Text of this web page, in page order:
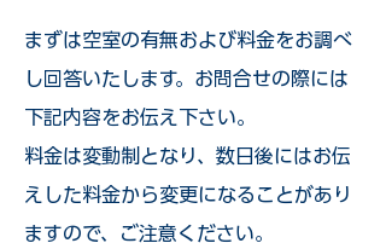
まずは空室の有無および料金をお調べ
し回答いたします。お問合せの際には
下記内容をお伝え下さい。
料金は変動制となり、数日後にはお伝
えした料金から変更になることがあり
ますので、ご注意ください。